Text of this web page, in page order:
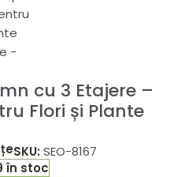
cu 3 Etajere –
Flori și Plante
SKU: SEO-8167
în stoc